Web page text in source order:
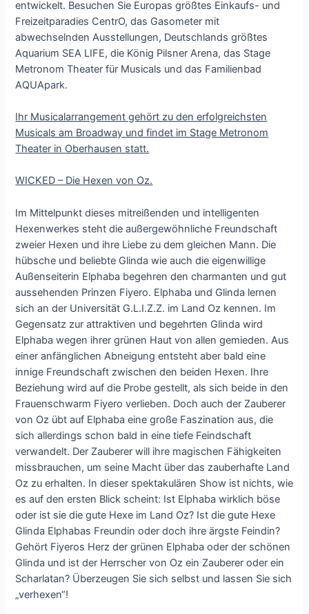
entwickelt. Besuchen Sie Europas größtes Einkaufs- und
Freizeitparadies CentrO, das Gasometer mit
abwechselnden Ausstellungen, Deutschlands größtes
Aquarium SEA LIFE, die König Pilsner Arena, das Stage
Metronom Theater für Musicals und das Familienbad
AQUApark.
Ihr Musicalarrangement gehört zu den erfolgreichsten
Musicals am Broadway und findet im Stage Metronom
Theater in Oberhausen statt.
WICKED – Die Hexen von Oz.
Im Mittelpunkt dieses mitreißenden und intelligenten
Hexenwerkes steht die außergewöhnliche Freundschaft
zweier Hexen und ihre Liebe zu dem gleichen Mann. Die
hübsche und beliebte Glinda wie auch die eigenwillige
Außenseiterin Elphaba begehren den charmanten und gut
aussehenden Prinzen Fiyero. Elphaba und Glinda lernen
sich an der Universität G.L.I.Z.Z. im Land Oz kennen. Im
Gegensatz zur attraktiven und begehrten Glinda wird
Elphaba wegen ihrer grünen Haut von allen gemieden. Aus
einer anfänglichen Abneigung entsteht aber bald eine
innige Freundschaft zwischen den beiden Hexen. Ihre
Beziehung wird auf die Probe gestellt, als sich beide in den
Frauenschwarm Fiyero verlieben. Doch auch der Zauberer
von Oz übt auf Elphaba eine große Faszination aus, die
sich allerdings schon bald in eine tiefe Feindschaft
verwandelt. Der Zauberer will ihre magischen Fähigkeiten
missbrauchen, um seine Macht über das zauberhafte Land
Oz zu erhalten. In dieser spektakulären Show ist nichts, wie
es auf den ersten Blick scheint: Ist Elphaba wirklich böse
oder ist sie die gute Hexe im Land Oz? Ist die gute Hexe
Glinda Elphabas Freundin oder doch ihre ärgste Feindin?
Gehört Fiyeros Herz der grünen Elphaba oder der schönen
Glinda und ist der Herrscher von Oz ein Zauberer oder ein
Scharlatan? Überzeugen Sie sich selbst und lassen Sie sich
„verhexen“!